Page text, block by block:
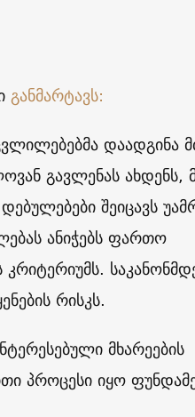
განმარტავს:
დაადგინა
გავლენას ახდენს,
შეიცავს
ანიჭებს ფართო
რისკს.
მხარეების
პროცესი იყო